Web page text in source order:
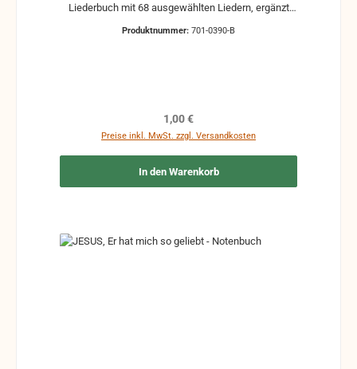
Liederbuch mit 68 ausgewählten Liedern, ergänzt
Produktnummer: 701-0390-B
Regulärer Preis:
1,00 €
Preise inkl. MwSt. zzgl. Versandkosten
In den Warenkorb